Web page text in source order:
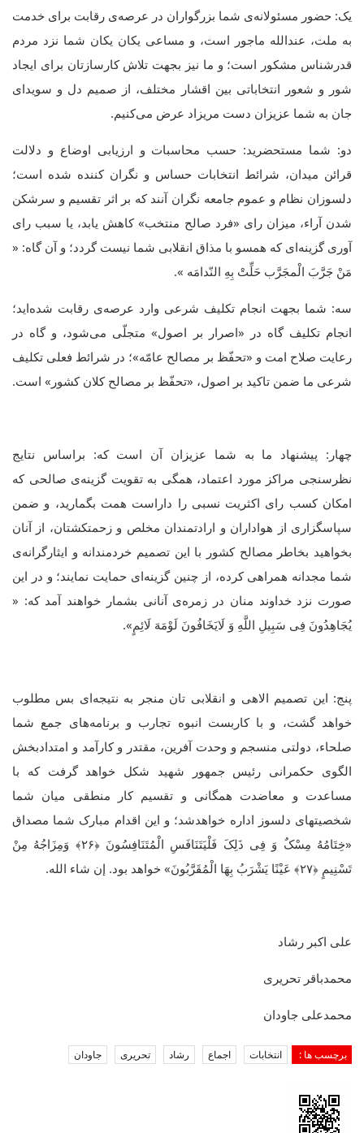
یک: حضور مسئولانه‌ی شما بزرگواران در عرصه‌ی رقابت برای خدمت
به ملت، عندالله ماجور است، و مساعی یکان یکان شما نزد مردم
قدرشناس مشکور است؛ و ما نیز بجهت تلاش کارسازتان برای ایجاد
شور و شعور انتخاباتی بین اقشار مختلف، از صمیم دل و سویدای
جان به شما عزیزان دست مریزاد عرض می‌کنیم.
دو: شما مستحضرید: حسب محاسبات و ارزیابی اوضاع و دلالت
قرائن میدان، شرائط انتخابات حساس و نگران کننده شده است؛
دلسوزان نظام و عموم جامعه نگران آنند که بر اثر تقسیم و سرشکن
شدن آراء، میزان رای «فرد صالح منتخب» کاهش یابد، یا سبب رای
آوری گزینه‌ای که همسو با مذاق انقلابی شما نیست گردد؛ و آن گاه: «
مَنْ جَرَّبَ الْمجَرَّب حَلِّتْ‌ بِهِ النّدامَه ».
سه: شما بجهت انجام تکلیف شرعی وارد عرصه‌ی رقابت شده‌اید؛
انجام تکلیف گاه در «اصرار بر اصول» متجلّی می‌شود، و گاه در
رعایت صلاح امت و «تحفّظ بر مصالح عامّه»؛ در شرائط فعلی تکلیف
شرعی ما ضمن تاکید بر اصول، «تحفّظ بر مصالح کلان کشور» است.
چهار: پیشنهاد ما به شما عزیزان آن است که: براساس نتایج
نظرسنجی مراکز مورد اعتماد، همگی به تقویت گزینه‌ی صالحی که
امکان کسب رای اکثریت نسبی را داراست همت بگمارید، و ضمن
سپاسگزاری از هواداران و ارادتمندان مخلص و زحمتکشتان، از آنان
بخواهید بخاطر مصالح کشور با این تصمیم خردمندانه و ایثارگرانه‌ی
شما مجدانه همراهی کرده، از چنین گزینه‌ای حمایت نمایند؛ و در این
صورت نزد خداوند منان در زمره‌ی آنانی بشمار خواهند آمد که: «
یُجَاهِدُونَ فِی سَبِیلِ اللَّهِ وَ لَایَخَافُونَ لَوْمَهَ لَائِمٍ».
پنج: این تصمیم الاهی و انقلابی تان منجر به نتیجه‌ای بس مطلوب
خواهد گشت، و با کاربست انبوه تجارب و برنامه‌های جمع شما
صلحاء، دولتی منسجم و وحدت آفرین، مقتدر و کارآمد و امتدادبخش
الگوی حکمرانی رئیس جمهور شهید شکل خواهد گرفت که با
مساعدت و معاضدت همگانی و تقسیم کار منطقی میان شما
شخصیتهای دلسوز اداره خواهدشد؛ و این اقدام مبارک شما مصداق
«خِتَامُهُ مِسْکٌ وَ فِی ذَلِکَ فَلْیَتَنَافَسِ الْمُتَنَافِسُونَ ﴿۲۶﴾ وَمِزَاجُهُ مِنْ
تَسْنِیمٍ ﴿۲۷﴾ عَیْنًا یَشْرَبُ بِهَا الْمُقَرَّبُونَ» خواهد بود. إن شاء الله.
علی اکبر رشاد
محمدباقر تحریری
محمدعلی جاودان
برچسب ها : انتخابات اجماع رشاد تحریری جاودان